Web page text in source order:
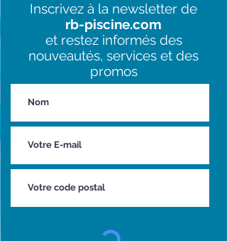
Inscrivez à la newsletter de
rb-piscine.com
et restez informés des
nouveautés, services et des
promos